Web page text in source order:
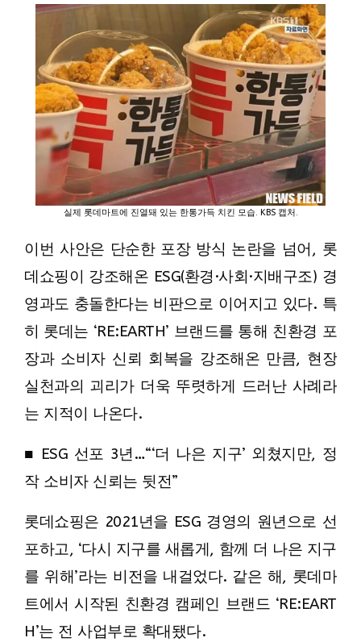
실제 롯데마트에 진열돼 있는 한통가득 치킨 모습. KBS 캡처.
이번 사안은 단순한 포장 방식 논란을 넘어, 롯
데쇼핑이 강조해온 ESG(환경·사회·지배구조) 경
영과도 충돌한다는 비판으로 이어지고 있다. 특
히 롯데는 ‘RE:EARTH’ 브랜드를 통해 친환경 포
장과 소비자 신뢰 회복을 강조해온 만큼, 현장
실천과의 괴리가 더욱 뚜렷하게 드러난 사례라
는 지적이 나온다.
■ ESG 선포 3년…“‘더 나은 지구’ 외쳤지만, 정
작 소비자 신뢰는 뒷전”
롯데쇼핑은 2021년을 ESG 경영의 원년으로 선
포하고, ‘다시 지구를 새롭게, 함께 더 나은 지구
를 위해’라는 비전을 내걸었다. 같은 해, 롯데마
트에서 시작된 친환경 캠페인 브랜드 ‘RE:EART
H’는 전 사업부로 확대됐다.